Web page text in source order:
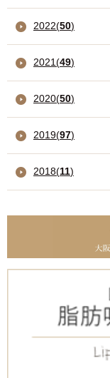
2022(50)
2021(49)
2020(50)
2019(97)
2018(11)